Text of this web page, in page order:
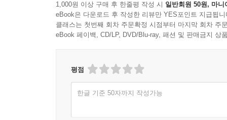
1,000원 이상 구매 후 한줄평 작성 시 일반회원 50원, 마니
eBook은 다운로드 후 작성한 리뷰만 YES포인트 지급됩니
클래스는 첫번째 회차 주문확정 시점부터 마지막 회차 주
eBook 페이백, CD/LP, DVD/Blu-ray, 패션 및 판매금지 상
평점
한글 기준 50자까지 작성가능